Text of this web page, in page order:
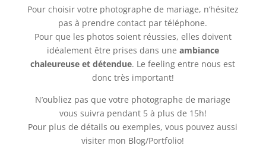
Pour choisir votre photographe de mariage, n’hésitez
pas à prendre contact par téléphone.
Pour que les photos soient réussies, elles doivent
idéalement être prises dans une ambiance
chaleureuse et détendue. Le feeling entre nous est
donc très important!
N’oubliez pas que votre photographe de mariage
vous suivra pendant 5 à plus de 15h!
Pour plus de détails ou exemples, vous pouvez aussi
visiter mon Blog/Portfolio!